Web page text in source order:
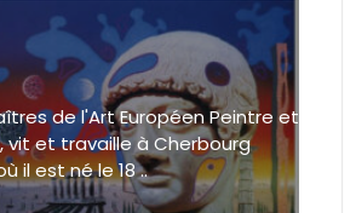
de l'Art Européen Peintre et
vit et travaille à Cherbourg
il est né le 18 ..